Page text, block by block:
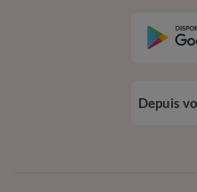
Depuis